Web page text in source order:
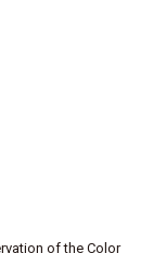
of the Color